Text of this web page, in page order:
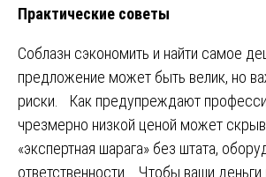
Практические советы
Соблазн сэкономить и найти самое
предложение может быть велик, но
риски. Как предупреждают
чрезмерно низкой ценой может
«экспертная шарага» без штата,
ответственности. Чтобы ваши деньги